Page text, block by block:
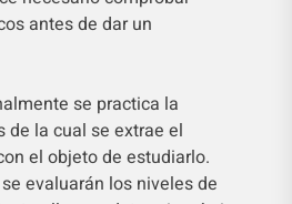
antes de dar un
se practica la
de la cual se extrae el
el objeto de estudiarlo.
evaluarán los niveles de